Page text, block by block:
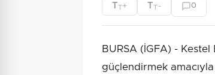
TT+ TT - 0
BURSA (İGFA) - Kestel
güçlendirmek